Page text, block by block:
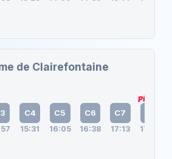
de Clairefontaine
C4
15:31
C5
16:05
C6
16:38
C7
17:13
Pick
17:48